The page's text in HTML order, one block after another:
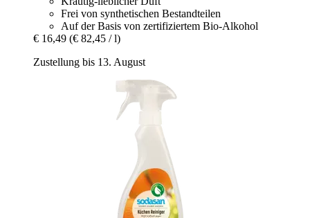
Frei von synthetischen Bestandteilen
Auf der Basis von zertifiziertem Bio-Alkohol
€ 16,49 (€ 82,45 / l)
Zustellung bis 13. August